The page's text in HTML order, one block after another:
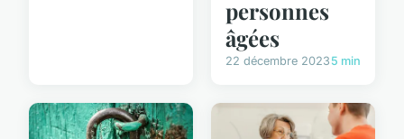
personnes
âgées
22 décembre 2023 5 min